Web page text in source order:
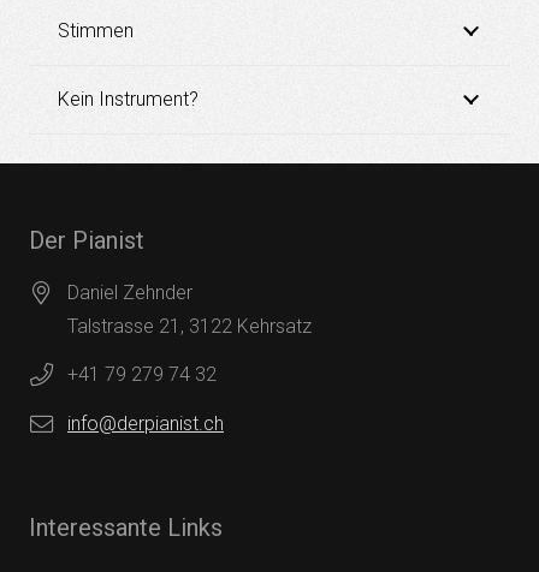
Stimmen
Kein Instrument?
Der Pianist
Daniel Zehnder
Talstrasse 21, 3122 Kehrsatz
+41 79 279 74 32
info@derpianist.ch
Interessante Links